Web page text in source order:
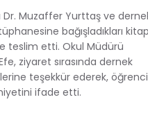
Dr. Muzaffer Yurttaş ve
bağışladıkları
teslim etti. Okul Müdürü
ziyaret sırasında dernek
teşekkür ederek,
ifade etti.